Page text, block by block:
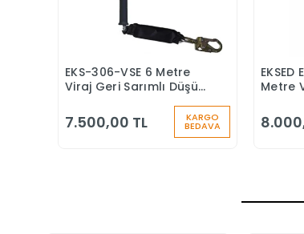
Sepete Ekle
EKS-306-VSE 6 Metre
Viraj Geri Sarımlı Düşüş
Kenar
7.500,00 TL KARGO
BEDAVA
EKSED
Metre